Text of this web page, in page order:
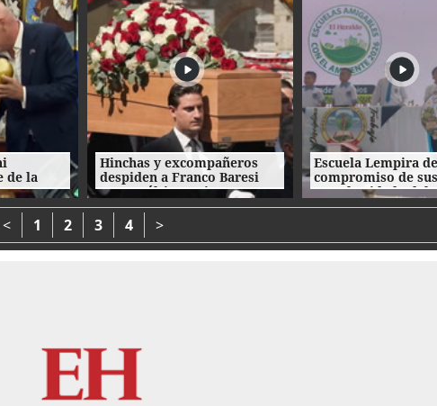
de la
Hinchas y excompañeros
despiden a Franco Baresi
con un último 'Ciao
capitano'
Escuela Lempira
compromiso de
con el cuidado del
ambiente
< 1 2 3 4 >